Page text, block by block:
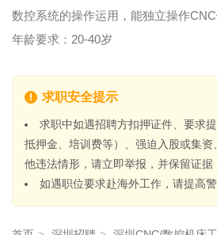
数控系统的操作运用，能独立操作
年龄要求：20-40岁
求职安全提示
求职中如遇招聘方扣押证件、要求
抵押金、培训费等）、强迫入股或集
他违法情形，请立即举报，并保留证据
如遇职位要求赴海外工作，请提高警